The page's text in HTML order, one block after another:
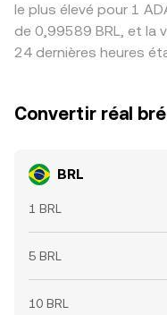
le plus élevé pour 1
de 0,99589 BRL, et la
24 dernières heures
Convertir réal
BRL
1 BRL
5 BRL
10 BRL